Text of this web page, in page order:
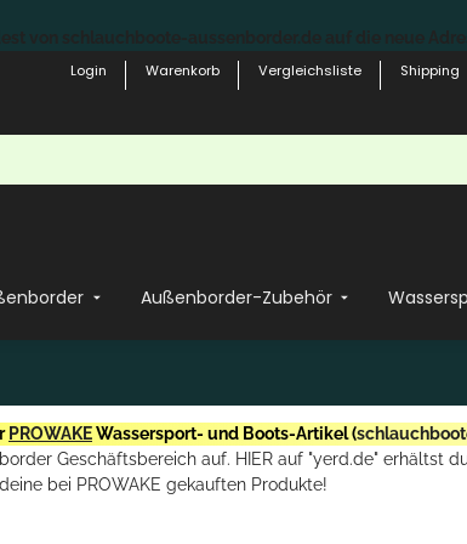
Login
Warenkorb Vergleichsliste Shipping
Außenborder-Zubehör
PROWAKEWassersport- und Boots-Artikel (
Geschäftsbereich auf. HIER auf "yerd.de" erhältst
deine bei PROWAKE gekauften Produkte!